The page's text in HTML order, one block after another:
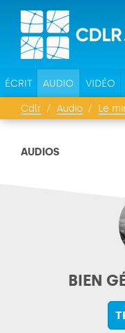
ÉCRIT AUDIO VIDÉO
Cdlr Audio Le
AUDIOS
BIEN